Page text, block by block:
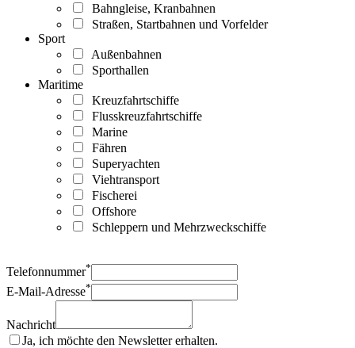
Bahngleise, Kranbahnen
Straßen, Startbahnen und Vorfelder
Sport
Außenbahnen
Sporthallen
Maritime
Kreuzfahrtschiffe
Flusskreuzfahrtschiffe
Marine
Fähren
Superyachten
Viehtransport
Fischerei
Offshore
Schleppern und Mehrzweckschiffe
Telefonnummer*
E-Mail-Adresse*
Nachricht
Ja, ich möchte den Newsletter erhalten.